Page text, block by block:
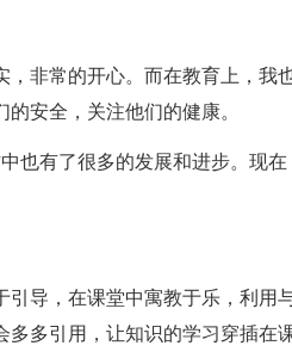
非常的开心。而在教育上，我
安全，关注他们的健康。
也有了很多的发展和进步。现
导，在课堂中寓教于乐，利用
多引用，让知识的学习穿插在